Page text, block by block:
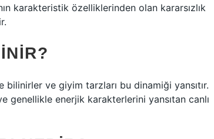
karakteristik özelliklerinden olan kararsızlık
ve giyim tarzları bu dinamiği yansıtır.
enerjik karakterlerini yansıtan canlı